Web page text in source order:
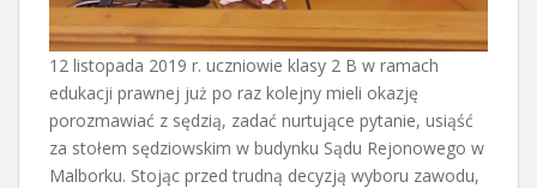
12 listopada 2019 r. uczniowie klasy 2 B w ramach
edukacji prawnej już po raz kolejny mieli okazję
porozmawiać z sędzią, zadać nurtujące pytanie, usiąść
za stołem sędziowskim w budynku Sądu Rejonowego w
Malborku. Stojąc przed trudną decyzją wyboru zawodu,